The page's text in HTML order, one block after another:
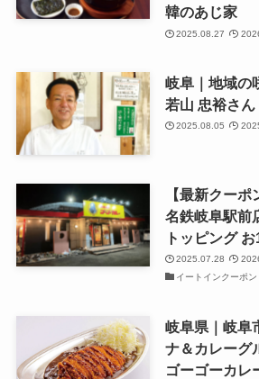
韓のあじ家
2025.08.27
岐阜｜地域の
若山 忠裕さん
2025.08.05
【最新クー
名鉄岐阜駅前
トッピング
2025.07.28
イートインクーポン
岐阜県｜岐阜
ナ＆カレーグ
ゴーゴーカレ